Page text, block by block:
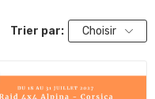
Trier par: Choisir